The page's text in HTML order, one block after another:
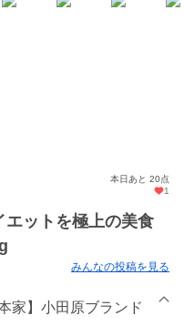
本日あと 20点
1
エットを極上の美食
みんなの投稿を見る
家】小田原ブランド